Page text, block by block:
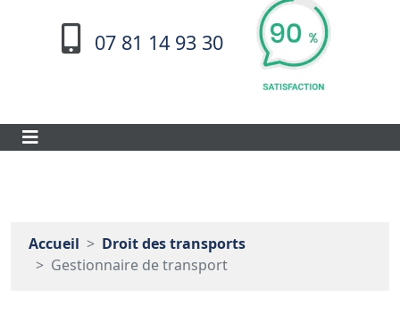
07 81 14 93 30
Accueil
Droit des transports
Gestionnaire de transport